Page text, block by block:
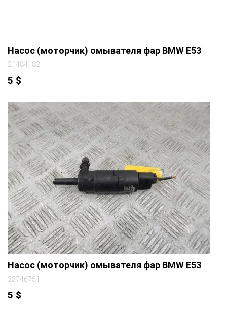
Насос (моторчик) омывателя фар BMW E53
21484182
5 $
Насос (моторчик) омывателя фар BMW E53
23746751
5 $